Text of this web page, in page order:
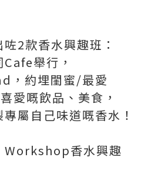
2款香水興趣班：
舉行，
，約埋閨蜜/最愛
愛嘅飲品、美食，
屬自己味道嘅香水！
香水興趣